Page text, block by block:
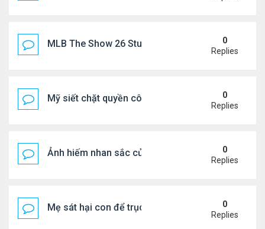
MLB The Show 26 Stubs Tips for Efficient
0
Replies
Mỹ siết chặt quyền công dân theo nơi sinh, mở
0
Replies
Ảnh hiếm nhan sắc của Thẩm Thuý Hằng0
Replies
Mẹ sát hại con để trục lợi bảo hiểm
0
Replies